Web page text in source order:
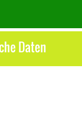
Daten